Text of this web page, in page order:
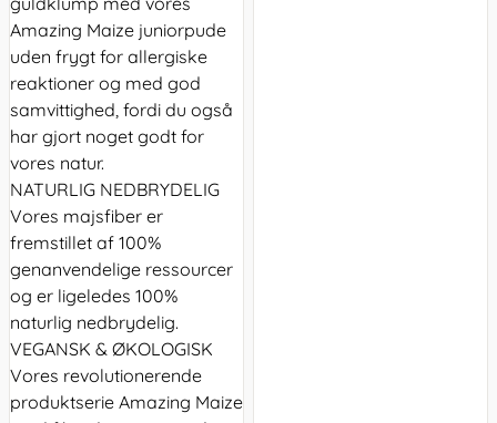
Amazing Maize juniorpude
uden frygt for allergiske
reaktioner og med god
samvittighed, fordi du også
har gjort noget godt for
vores natur.
NATURLIG NEDBRYDELIG
Vores majsfiber er
fremstillet af 100%
genanvendelige ressourcer
og er ligeledes 100%
naturlig nedbrydelig.
VEGANSK & ØKOLOGISK
Vores revolutionerende
produktserie Amazing Maize